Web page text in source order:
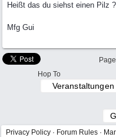
Heißt das du siehst einen Pilz ?
Mfg Gui
Hop To
Privacy Policy · Forum Rules ·